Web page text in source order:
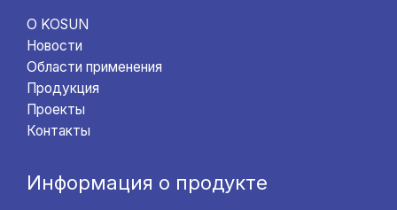
О KOSUN
Новости
Области применения
Продукция
Проекты
Контакты
Информация о продукте